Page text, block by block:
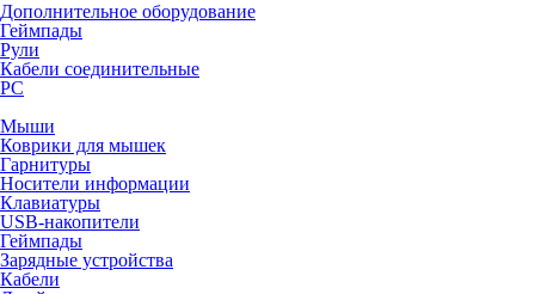
Дополнительное оборудование
Геймпады
Рули
Кабели соединительные
PC
Мыши
Коврики для мышек
Гарнитуры
Носители информации
Клавиатуры
USB-накопители
Геймпады
Зарядные устройства
Кабели